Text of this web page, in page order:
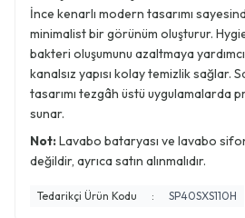
İnce kenarlı modern tasarımı
minimalist bir görünüm oluşturur.
bakteri oluşumunu azaltmaya
kanalsız yapısı kolay temizlik sağlar.
tasarımı tezgâh üstü uygulamalarda
sunar.
Not:Lavabo bataryası ve lavabo
değildir, ayrıca satın alınmalıdır.
Tedarikçi Ürün Kodu : SP40SXS110H